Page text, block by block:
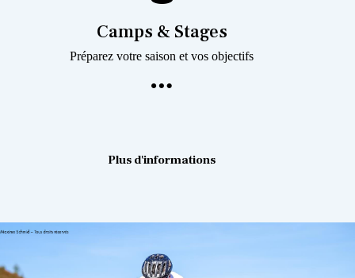
Camps & Stages
Préparez votre saison et vos objectifs
Plus d'informations